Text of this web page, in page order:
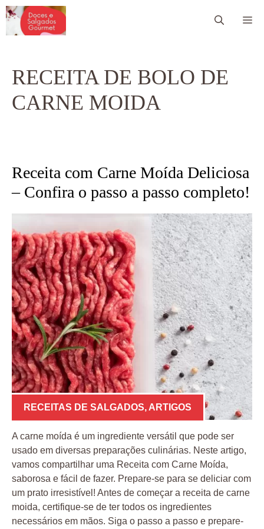
Pular
para
RECEITA DE BOLO DE
CARNE MOIDA
Receita com Carne Moída Deliciosa
– Confira o passo a passo completo!
RECEITAS DE SALGADOS, ARTIGOS
A carne moída é um ingrediente versátil que pode ser
usado em diversas preparações culinárias. Neste artigo,
vamos compartilhar uma Receita com Carne Moída,
saborosa e fácil de fazer. Prepare-se para se deliciar com
um prato irresistível! Antes de começar a receita de carne
moida, certifique-se de ter todos os ingredientes
necessários em mãos. Siga o passo a passo e prepare-